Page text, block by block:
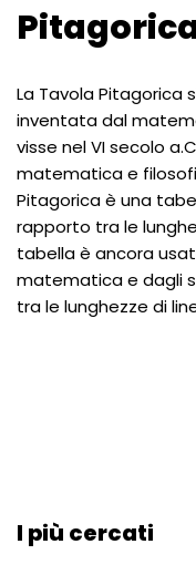
La Tavola Pitagorica
inventata dal
visse nel VI secolo
matematica e
Pitagorica è una
rapporto tra le
tabella è ancora
matematica e dagli
tra le lunghezze di
I più cercati